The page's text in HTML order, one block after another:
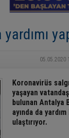
05.05.2020
Koronavirüs
yaşayan
bulunan Antalya
ayında da
ulaştırıyor.